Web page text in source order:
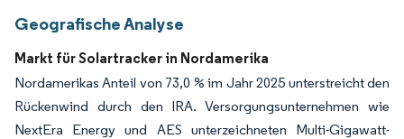
Geografische Analyse
Markt für Solartracker in Nordamerika
Nordamerikas Anteil von 73,0 % im Jahr 2025 unterstreicht den
Rückenwind durch den IRA. Versorgungsunternehmen wie
NextEra Energy und AES unterzeichneten Multi-Gigawatt-